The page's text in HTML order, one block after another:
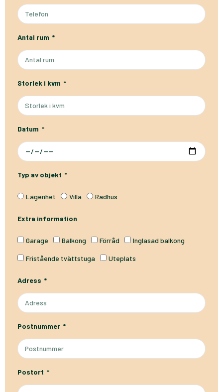
Antal rum
Storlek i kvm
Datum
Typ av objekt
Lägenhet Villa Radhus
Extra information
Garage Balkong Förråd Inglasad balkong
Fristående tvättstuga Uteplats
Adress
Postnummer
Postort